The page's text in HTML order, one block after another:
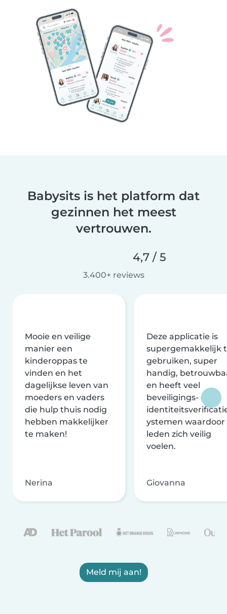
Babysits is het platform dat
gezinnen het meest
vertrouwen.
4,7 / 5
3.400+ reviews
Mooie en veilige
manier een
kinderoppas te
vinden en het
dagelijkse leven van
moeders en vaders
die hulp thuis nodig
hebben makkelijker
te maken!
Nerina
Deze applicatie is
supergemakkelijk
gebruiken, super
handig,
en heeft veel
beveiligings- en
ystemen waardoor
leden zich veilig
voelen.
Giovanna
Meld mij aan!